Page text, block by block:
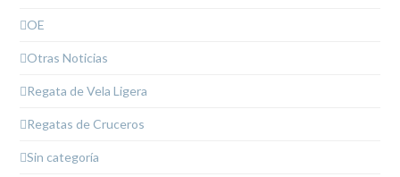
OE
Otras Noticias
Regata de Vela Ligera
Regatas de Cruceros
Sin categoría